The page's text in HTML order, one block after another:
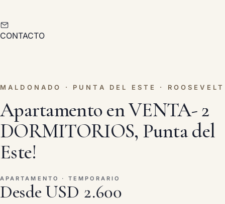
CONTACTO
MALDONADO · PUNTA DEL ESTE · ROOSEVELT
Apartamento en VENTA- 2
DORMITORIOS, Punta del
Este!
APARTAMENTO · TEMPORARIO
Desde USD 2.600